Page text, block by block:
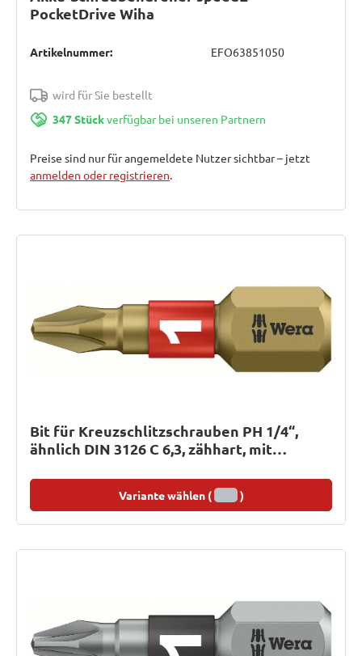
PocketDrive Wiha
Artikelnummer: EFO63851050
wird für Sie bestellt
347 Stückverfügbar bei unseren Partnern
Preise sind nur für angemeldete Nutzer sichtbar – jetzt
anmelden oder registrieren.
Bit für Kreuzschlitzschrauben PH 1/4“,
ähnlich DIN 3126 C 6,3, zähhart, mit
Variante wählen ( )